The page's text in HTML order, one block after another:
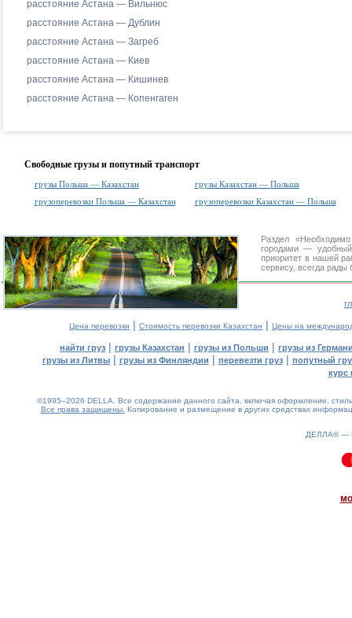
расстояние Астана — Вильнюс
расстояние Астана — Дублин
расстояние Астана — Загреб
расстояние Астана — Киев
расстояние Астана — Кишинев
расстояние Астана — Копенгаген
Свободные грузы и попутный транспорт
грузы Польша — Казахстан
грузы Казахстан — Польша
грузоперевозки Польша — Казахстан
грузоперевозки Казахстан — Польша
Раздел
городами — удобный
приоритет в нашей
сервису, всегда
Цена перевозки | Стоимость перевозки Казахстан | Цены на
найти груз | грузы Казахстан | грузы из Польши | грузы из
грузы из Литвы| грузы из Финляндии | перевезти груз| попутный
курс
©1995–2026 DELLA. Все содержание данного сайта, включая оформление,
Все права защищены. Копирование и размещение в других средствах
ДЕЛЛА® —